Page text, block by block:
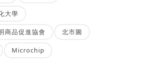
大學
商品促進協會 北市圖
Microchip